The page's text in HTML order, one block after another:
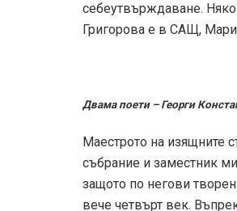
себеутвърждаване.
Григорова е в САЩ,
Двама поети – Георги
Маестрото на изящните
събрание и заместник
защото по негови
вече четвърт век.